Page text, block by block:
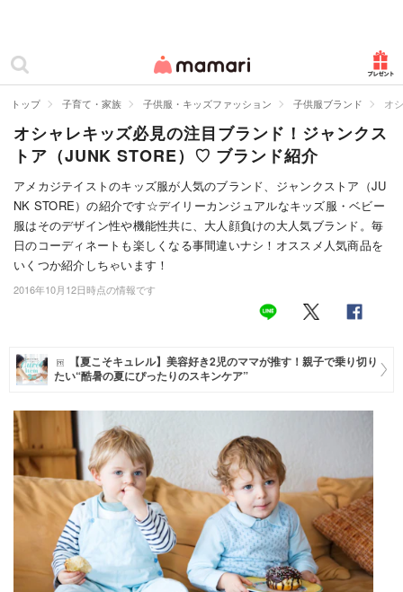
ママリ
カテゴリー一覧
妊娠
出産
赤ちゃん・育児
子育て・家族
病院
お仕事
マネー
トレンド・イベント
トップ 子育て・家族 子供服・キッズファッション 子供服ブランド オ
オシャレキッズ必見の注目ブランド！ジャンクス
トア（JUNK STORE）♡ ブランド紹介
アメカジテイストのキッズ服が人気のブランド、ジャンクストア（JU
NK STORE）の紹介です☆デイリーカンジュアルなキッズ服・ベビー
服はそのデザイン性や機能性共に、大人顔負けの大人気ブランド。毎
日のコーディネートも楽しくなる事間違いナシ！オススメ人気商品を
いくつか紹介しちゃいます！
2016年10月12日時点の情報です
【夏こそキュレル】美容好き2児のママが推す！親子で乗り切り
たい“酷暑の夏にぴったりのスキンケア”